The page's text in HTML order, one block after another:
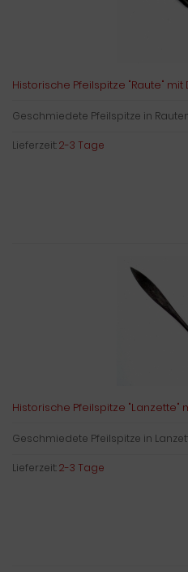
Historische Pfeilspitze "Raute" mit
Geschmiedete Pfeilspitze in
Lieferzeit:2-3 Tage
Historische Pfeilspitze "Lanzette"
Geschmiedete Pfeilspitze in
Lieferzeit:2-3 Tage